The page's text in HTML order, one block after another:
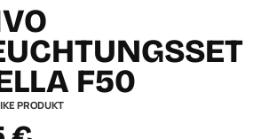
F50
PRODUKT